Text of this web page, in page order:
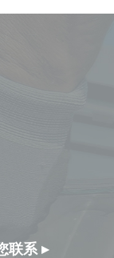
联系 ▸